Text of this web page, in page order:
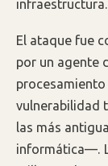
infraestructura.
El ataque fue
por un agente
vulnerabilidad
las más
informática—.